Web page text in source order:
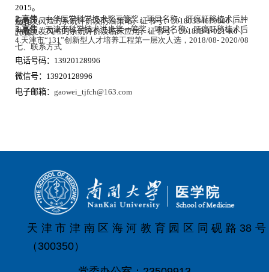
2015。
2.高伟，中华医学科学技术奖三等奖，项目名称：肝癌肝移植术后肿
瘤复发风险的系统评价及防治策略，证书号：201803346P0806，
2018。
3.高伟，天津市科学技术进步奖一等奖，项目名称：肝癌肝移植术后
肿瘤复发风险的系统评价及临床应用，证书号：2018JB-1-021-R6，
2019。
4. 天津市“131”创新型人才培养工程第一层次人选， 2018/08- 2020/08
七、联系方式
电话号码： 13920128996
微信号： 13920128996
电子邮箱： gaowei_tjfch@163.com
天津市津南区海河教育园区同砚路38号
（300350）